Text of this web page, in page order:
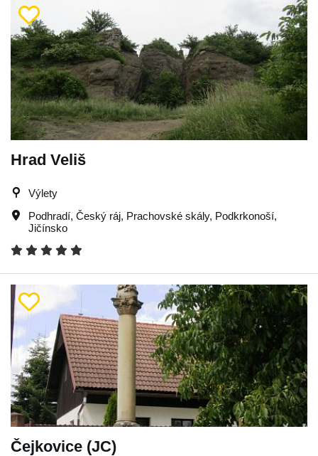
Hrad Veliš
Výlety
Podhradí, Český ráj, Prachovské skály, Podkrkonoší,
Jičínsko
Čejkovice (JC)